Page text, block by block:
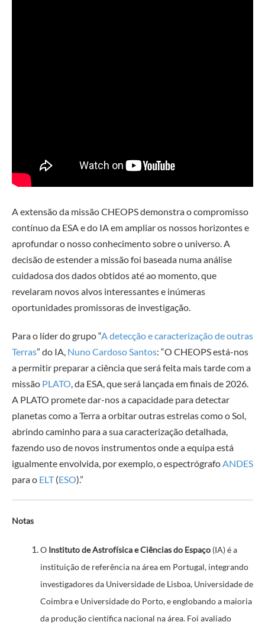
A extensão da missão CHEOPS demonstra o compromisso
contínuo da ESA e do IA em ampliar os nossos horizontes e
aprofundar o nosso conhecimento sobre o universo. A
decisão de estender a missão foi baseada numa análise
cuidadosa dos dados obtidos até ao momento, que
revelaram novos alvos interessantes e inúmeras
oportunidades promissoras de investigação.
Para o líder do grupo “A detecção e caracterização de outras
Terras” do IA, Nuno Cardoso Santos: “O CHEOPS está-nos
a permitir preparar a ciência que será feita mais tarde com a
missão PLATO , da ESA, que será lançada em finais de 2026.
A PLATO promete dar-nos a capacidade para detectar
planetas como a Terra a orbitar outras estrelas como o Sol,
abrindo caminho para a sua caracterização detalhada,
fazendo uso de novos instrumentos onde a equipa está
igualmente envolvida, por exemplo, o espectrógrafo ANDES
para o ELT(ESO).”
Notas
O Instituto de Astrofísica e Ciências do Espaço (IA) é a
instituição de referência na área em Portugal, integrando
investigadores da Universidade de Lisboa, Universidade de
Coimbra e Universidade do Porto, e englobando a maioria
da produção científica nacional na área. Foi avaliado